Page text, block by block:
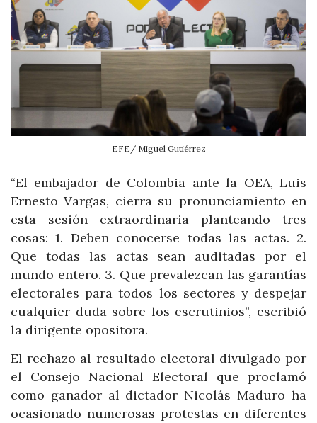
EFE/ Miguel Gutiérrez
“El embajador de Colombia ante la OEA, Luis
Ernesto Vargas, cierra su pronunciamiento en
esta sesión extraordinaria planteando tres
cosas: 1. Deben conocerse todas las actas. 2.
Que todas las actas sean auditadas por el
mundo entero. 3. Que prevalezcan las garantías
electorales para todos los sectores y despejar
cualquier duda sobre los escrutinios”, escribió
la dirigente opositora.
El rechazo al resultado electoral divulgado por
el Consejo Nacional Electoral que proclamó
como ganador al dictador Nicolás Maduro ha
ocasionado numerosas protestas en diferentes